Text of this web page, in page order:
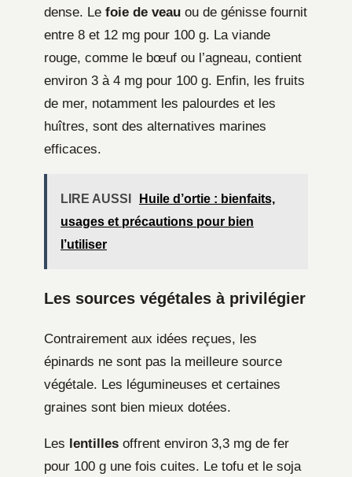
dense. Le foie de veau ou de génisse fournit
entre 8 et 12 mg pour 100 g. La viande
rouge, comme le bœuf ou l’agneau, contient
environ 3 à 4 mg pour 100 g. Enfin, les fruits
de mer, notamment les palourdes et les
huîtres, sont des alternatives marines
efficaces.
LIRE AUSSI
Huile d’ortie : bienfaits,
usages et précautions pour bien
l’utiliser
Les sources végétales à privilégier
Contrairement aux idées reçues, les
épinards ne sont pas la meilleure source
végétale. Les légumineuses et certaines
graines sont bien mieux dotées.
Les lentilles offrent environ 3,3 mg de fer
pour 100 g une fois cuites. Le tofu et le soja